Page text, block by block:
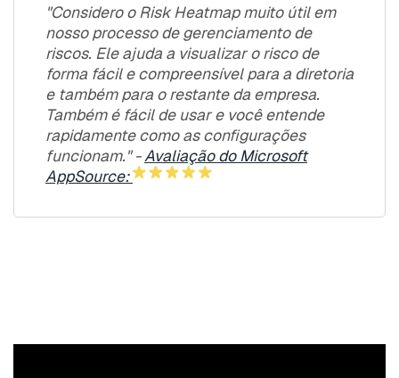
"Considero o Risk Heatmap muito útil em
nosso processo de gerenciamento de
riscos. Ele ajuda a visualizar o risco de
forma fácil e compreensível para a diretoria
e também para o restante da empresa.
Também é fácil de usar e você entende
rapidamente como as configurações
funcionam." -Avaliação do Microsoft
AppSource: